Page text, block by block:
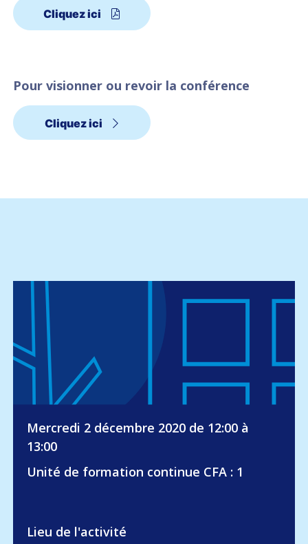
Cliquez ici
Pour visionner ou revoir la conférence
Cliquez ici
Mercredi 2 décembre 2020 de 12:00 à
13:00
Unité de formation continue CFA : 1
Lieu de l'activité